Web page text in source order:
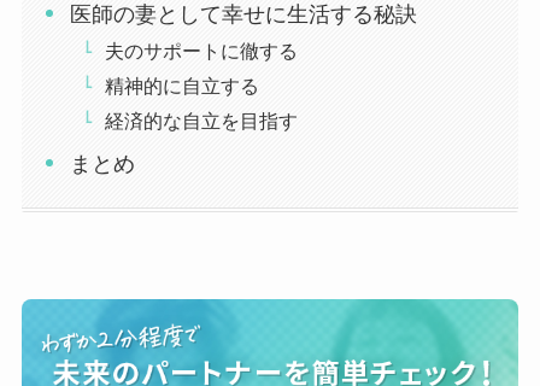
医師の妻として幸せに生活する秘訣
夫のサポートに徹する
精神的に自立する
経済的な自立を目指す
まとめ